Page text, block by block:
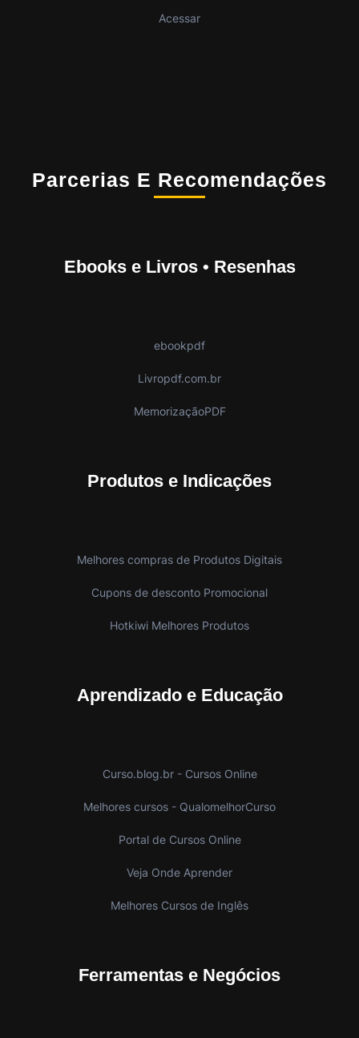
Acessar
Parcerias E Recomendações
Ebooks e Livros • Resenhas
ebookpdf
Livropdf.com.br
MemorizaçãoPDF
Produtos e Indicações
Melhores compras de Produtos Digitais
Cupons de desconto Promocional
Hotkiwi Melhores Produtos
Aprendizado e Educação
Curso.blog.br - Cursos Online
Melhores cursos - QualomelhorCurso
Portal de Cursos Online
Veja Onde Aprender
Melhores Cursos de Inglês
Ferramentas e Negócios